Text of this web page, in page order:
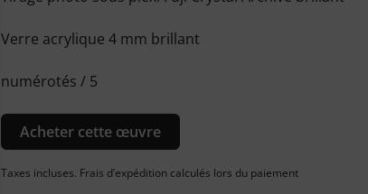
Verre acrylique 4 mm brillant
numérotés / 5
Acheter cette œuvre
Taxes incluses. Frais d’expédition calculés lors du paiement